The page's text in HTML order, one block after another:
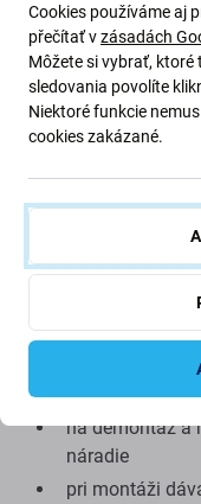
Umožňuje bezpečné
Pred použitím
konkrétnym
nezávislým
sa môžu vyskytnúť
spracovaní alebo
Tipy pred
na demontáž a
náradie
pri montáži
Cookies používáme aj
přečítať vzásadách
Môžete si vybrať,
sledovania povolíte
Niektoré funkcie
cookies zakázané.